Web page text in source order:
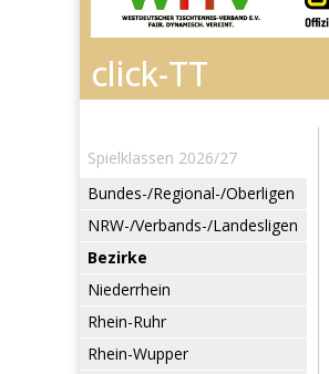
Spielklassen 2026/27
Bundes-/Regional-/Oberligen
NRW-/Verbands-/Landesligen
Bezirke
Niederrhein
Rhein-Ruhr
Rhein-Wupper